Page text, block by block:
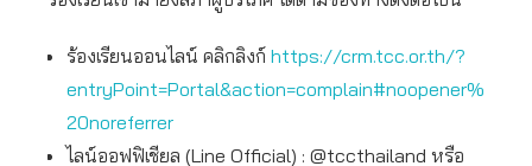
ร้องเรียนออนไลน์ คลิกลิงก์ https://crm.tcc.or.th/?
entryPoint=Portal&action=complain#noopener%
20noreferrer
ไลน์ออฟฟิเชียล (Line Official) : @tccthailand หรือ